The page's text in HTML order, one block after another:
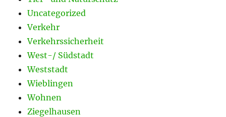
Uncategorized
Verkehr
Verkehrssicherheit
West-/ Südstadt
Weststadt
Wieblingen
Wohnen
Ziegelhausen